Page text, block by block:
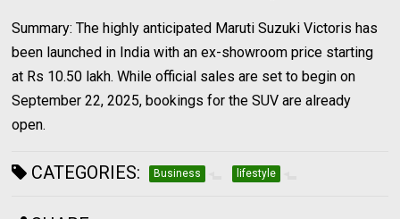
Summary: The highly anticipated Maruti Suzuki Victoris has
been launched in India with an ex-showroom price starting
at Rs 10.50 lakh. While official sales are set to begin on
September 22, 2025, bookings for the SUV are already
open.
CATEGORIES: Business lifestyle